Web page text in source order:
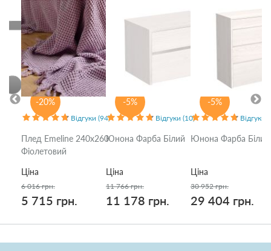
-20% -5%
Відгуки (94)
Плед Emeline 240x260
Фіолетовий
Ціна
6 016 грн.
5 715 грн.
-5%
Відгуки (10)
Юнона Фарба Білий
Ціна
11 766 грн.
11 178 грн.
Відгуки
Юнона Фарба Білий
Ціна
30 952 грн.
29 404 грн.